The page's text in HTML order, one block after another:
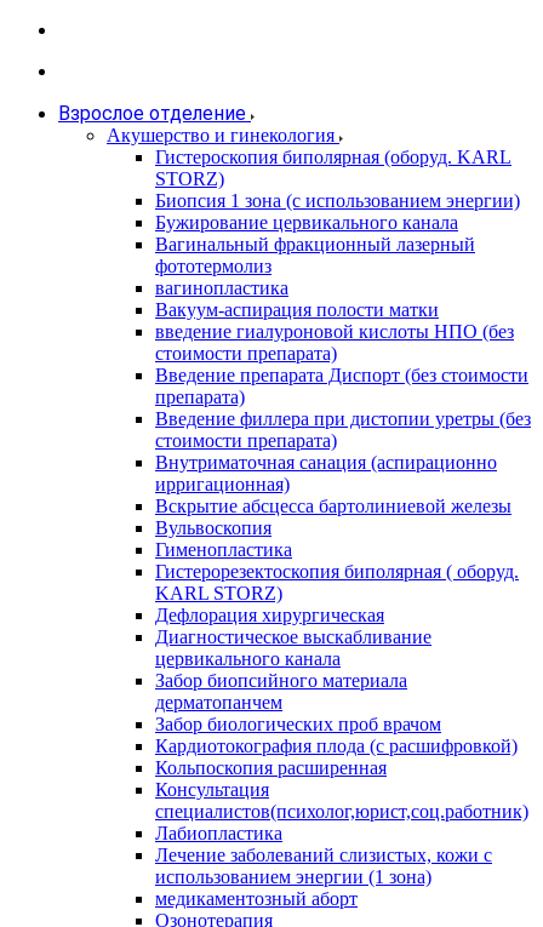
Взрослое отделение
Акушерство и гинекология
Гистероскопия биполярная (оборуд. KARL
STORZ)
Биопсия 1 зона (с использованием энергии)
Бужирование цервикального канала
Вагинальный фракционный лазерный
фототермолиз
вагинопластика
Вакуум-аспирация полости матки
введение гиалуроновой кислоты НПО (без
стоимости препарата)
Введение препарата Диспорт (без стоимости
препарата)
Введение филлера при дистопии уретры (без
стоимости препарата)
Внутриматочная санация (аспирационно
ирригационная)
Вскрытие абсцесса бартолиниевой железы
Вульвоскопия
Гименопластика
Гистерорезектоскопия биполярная ( оборуд.
KARL STORZ)
Дефлорация хирургическая
Диагностическое выскабливание
цервикального канала
Забор биопсийного материала
дерматопанчем
Забор биологических проб врачом
Кардиотокография плода (с расшифровкой)
Кольпоскопия расширенная
Консультация
специалистов(психолог,юрист,соц.работник)
Лабиопластика
Лечение заболеваний слизистых, кожи с
использованием энергии (1 зона)
медикаментозный аборт
Озонотерапия